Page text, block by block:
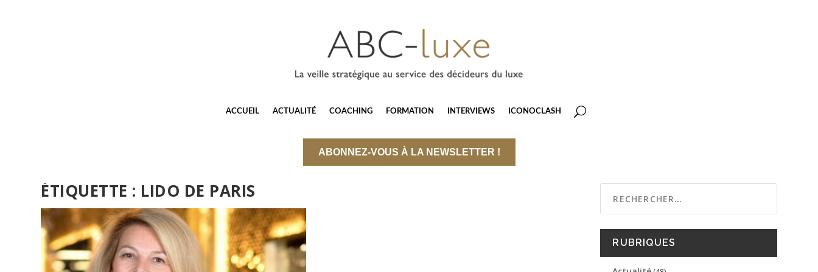
ACCUEIL ACTUALITÉ COACHING FORMATION INTERVIEWS ICONOCLASH
ABONNEZ-VOUS À LA NEWSLETTER !
ÉTIQUETTE : LIDO DE PARIS
RUBRIQUES